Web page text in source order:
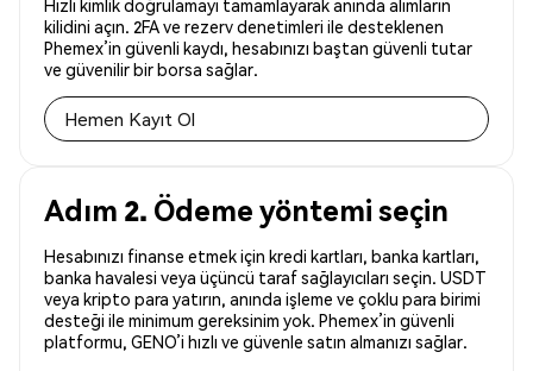
Hızlı kimlik doğrulamayı tamamlayarak anında alımların
kilidini açın. 2FA ve rezerv denetimleri ile desteklenen
Phemex’in güvenli kaydı, hesabınızı baştan güvenli tutar
ve güvenilir bir borsa sağlar.
Hemen Kayıt Ol
Adım 2. Ödeme yöntemi seçin
Hesabınızı finanse etmek için kredi kartları, banka kartları,
banka havalesi veya üçüncü taraf sağlayıcıları seçin. USDT
veya kripto para yatırın, anında işleme ve çoklu para birimi
desteği ile minimum gereksinim yok. Phemex’in güvenli
platformu, GENO’i hızlı ve güvenle satın almanızı sağlar.